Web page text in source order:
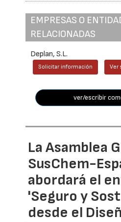
EMPRESAS O
RELACIONADAS
Deplan, S.L.
Solicitar información Ver
ver/escribir
La Asamblea
SusChem-
abordará el
'Seguro y
desde el